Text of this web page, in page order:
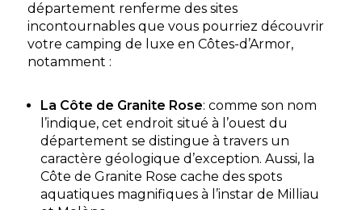
département renferme des sites
incontournables que vous pourriez découvrir
votre camping de luxe en Côtes-d’Armor,
notamment :
La Côte de Granite Rose: comme son nom
l’indique, cet endroit situé à l’ouest du
département se distingue à travers un
caractère géologique d’exception. Aussi, la
Côte de Granite Rose cache des spots
aquatiques magnifiques à l’instar de Milliau
Camping Château de Galinée
Si vous avez envie de profiter aisément de votre
escapade en Bretagne, frappez à la porte du
Saint-Cast-le-Guildo, Côtes d'Armor , Bretagne
★ 3.9/5 (890 avis)
Aucune information tarifaire disponible
Découvrir